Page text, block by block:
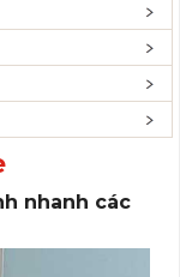
nhanh các